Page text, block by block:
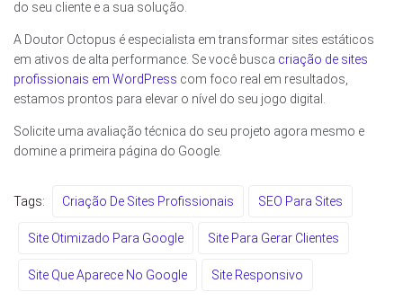
do seu cliente e a sua solução.
A Doutor Octopus é especialista em transformar sites estáticos
em ativos de alta performance. Se você busca criação de sites
profissionais em WordPress com foco real em resultados,
estamos prontos para elevar o nível do seu jogo digital.
Solicite uma avaliação técnica do seu projeto agora mesmo e
domine a primeira página do Google.
Tags: Criação De Sites Profissionais SEO Para Sites
Site Otimizado Para Google Site Para Gerar Clientes
Site Que Aparece No Google Site Responsivo